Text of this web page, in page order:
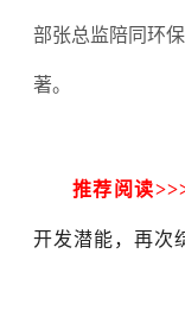
部张总监陪同环
著。
推荐阅读
开发潜能，再次